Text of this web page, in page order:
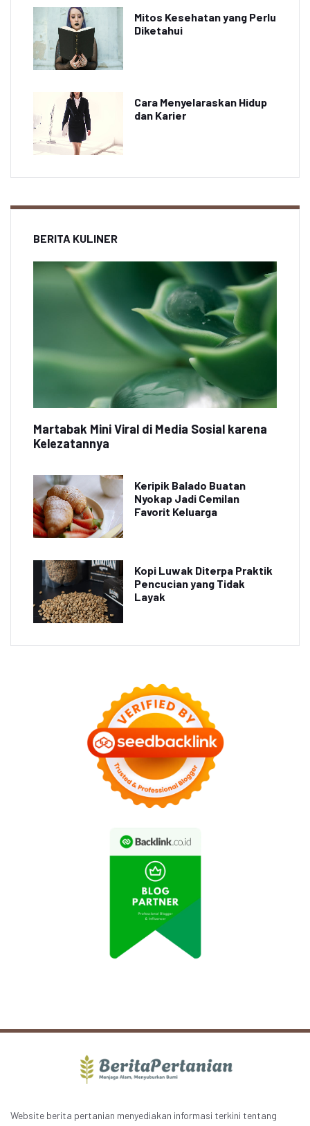
Mitos Kesehatan yang Perlu
Diketahui
Cara Menyelaraskan Hidup
dan Karier
BERITA KULINER
Martabak Mini Viral di Media Sosial karena
Kelezatannya
Keripik Balado Buatan
Nyokap Jadi Cemilan
Favorit Keluarga
Kopi Luwak Diterpa Praktik
Pencucian yang Tidak
Layak
Website berita pertanian menyediakan informasi terkini tentang